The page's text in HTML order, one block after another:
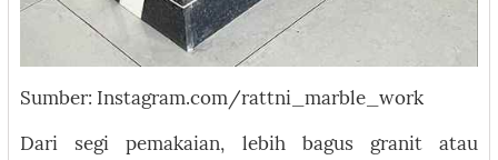
Sumber: Instagram.com/rattni_marble_work
Dari segi pemakaian, lebih bagus granit atau